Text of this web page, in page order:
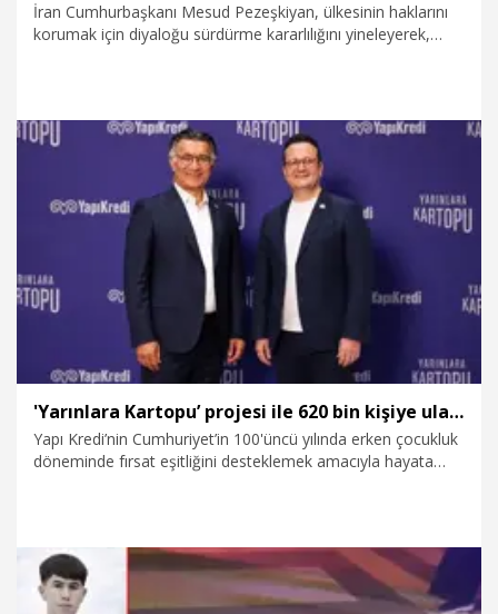
İran Cumhurbaşkanı Mesud Pezeşkiyan, ülkesinin haklarını
korumak için diyaloğu sürdürme kararlılığını yineleyerek,
8.08.2026 Dünya
'Yarınlara Kartopu’ projesi ile 620 bin kişiye ulaşıldı
Yapı Kredi’nin Cumhuriyet’in 100'üncü yılında erken çocukluk
döneminde fırsat eşitliğini desteklemek amacıyla hayata
Prof. Dr. Selçuk Şirin ve uzman proje ekibinin katkılarıyla
geliştirilen ve bugüne kadar yaklaşık 620 bin kullanıcıya
ulaşan, 320 bine yakın çocuk ve ebeveynin yaşamına